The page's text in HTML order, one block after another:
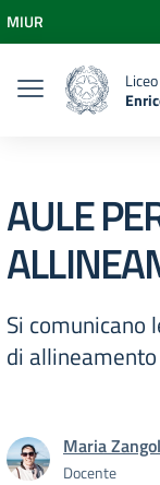
Vai al menu di
Vai al footer
MIUR
AULE
Si comunicano
di allineamento
Maria
Docente